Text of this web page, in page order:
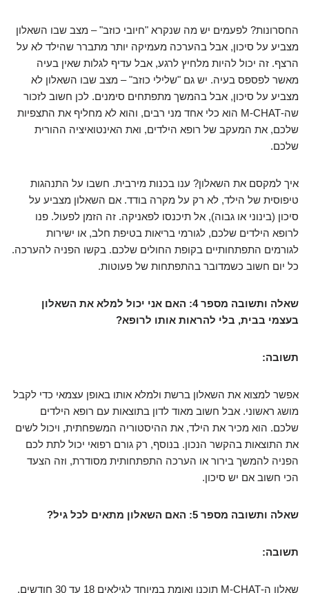
החסרונות? לפעמים יש מה שנקרא "חיובי כוזב" – מצב שבו השאלון
מצביע על סיכון, אבל בהערכה מעמיקה יותר מתברר שהילד לא על
הרצף. זה יכול להיות מלחיץ לרגע, אבל עדיף לגלות שאין בעיה
מאשר לפספס בעיה. יש גם "שלילי כוזב" – מצב שבו השאלון לא
מצביע על סיכון, אבל בהמשך מתפתחים סימנים. לכן חשוב לזכור
שה-M-CHAT הוא כלי אחד מני רבים, והוא לא מחליף את התצפיות
שלכם, את המעקב של רופא הילדים, ואת האינטואיציה ההורית
שלכם.
איך למקסם את השאלון? ענו בכנות מירבית. חשבו על התנהגות
טיפוסית של הילד, לא רק על מקרה בודד. אם השאלון מצביע על
סיכון (בינוני או גבוה), אל תיכנסו לפאניקה. זה הזמן לפעול. פנו
לרופא הילדים שלכם, לגורמי בריאות בטיפת חלב, או ישירות
לגורמים התפתחותיים בקופת החולים שלכם. בקשו הפניה להערכה.
כל יום חשוב כשמדובר בהתפתחות של פעוטות.
שאלה ותשובה מספר 4: האם אני יכול למלא את השאלון
בעצמי בבית, בלי להראות אותו לרופא?
תשובה:
אפשר למצוא את השאלון ברשת ולמלא אותו באופן עצמאי כדי לקבל
מושג ראשוני. אבל חשוב מאוד לדון בתוצאות עם רופא הילדים
שלכם. הוא מכיר את הילד, את ההיסטוריה המשפחתית, ויכול לשים
את התוצאות בהקשר הנכון. בנוסף, רק גורם רפואי יכול לתת לכם
הפניה להמשך בירור או הערכה התפתחותית מסודרת, וזה הצעד
הכי חשוב אם יש סיכון.
שאלה ותשובה מספר 5: האם השאלון מתאים לכל גיל?
תשובה:
שאלון ה-M-CHAT תוכנן ואומת במיוחד לגילאים 18 עד 30 חודשים.